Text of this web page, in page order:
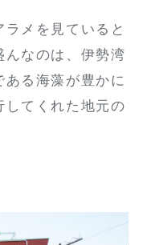
メを見ていると
んなのは、伊勢湾
ある海藻が豊かに
してくれた地元の